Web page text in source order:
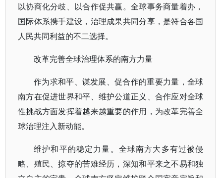
以协商化分歧、以合作促共赢。全球事务商量着办，
国际体系携手建设，治理成果共同分享，是符合各国
人民共同利益的不二选择。
改革完善全球治理体系的南方力量
作为求和平、谋发展、促合作的重要力量，全球
南方在促进世界和平、维护公道正义、合作应对全球
性挑战方面发挥着越来越重要的作用，为改革完善全
球治理注入新动能。
维护和平的稳定力量。全球南方大多有过被侵
略、殖民、掠夺的苦难经历，深知和平来之不易和独